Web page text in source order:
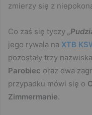
zmierzy się z
Co zaś się tyczy
jego rywala na XTB
pozostały trzy
Parobiec oraz dwa
przypadku mówi się o
Zimmermanie.